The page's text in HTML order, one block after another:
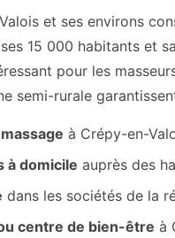
et ses environs
15 000 habitants et
pour les
semi-rurale
à Crépy-en-
à domicile auprès des
dans les sociétés de la
centre de bien-être à